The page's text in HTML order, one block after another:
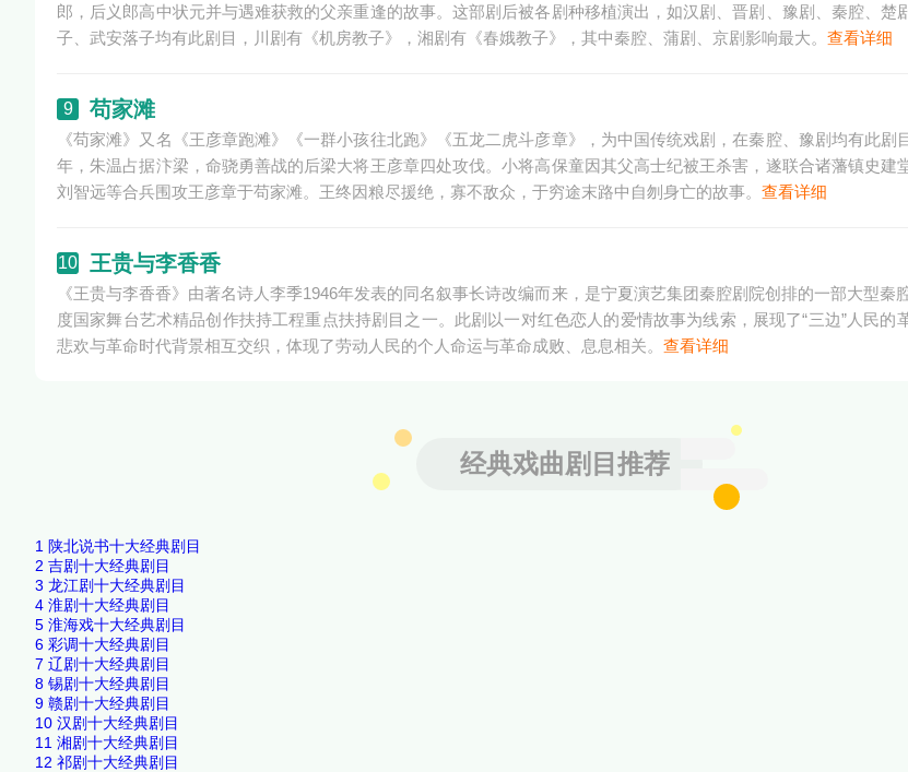
郎，后义郎高中状元并与遇难获救的父亲重逢的故事。这部剧后被各剧种移植演出，如汉剧、晋剧、豫剧、秦腔、楚
子、武安落子均有此剧目，川剧有《机房教子》，湘剧有《春娥教子》，其中秦腔、蒲剧、京剧影响最大。 查看详细
9 苟家滩
《苟家滩》又名《王彦章跑滩》《一群小孩往北跑》《五龙二虎斗彦章》，为中国传统戏剧，在秦腔、豫剧均有此剧
年，朱温占据汴梁，命骁勇善战的后梁大将王彦章四处攻伐。小将高保童因其父高士纪被王杀害，遂联合诸藩镇史建
刘智远等合兵围攻王彦章于苟家滩。王终因粮尽援绝，寡不敌众，于穷途末路中自刎身亡的故事。 查看详细
10 王贵与李香香
《王贵与李香香》由著名诗人李季1946年发表的同名叙事长诗改编而来，是宁夏演艺集团秦腔剧院创排的一部大型秦
度国家舞台艺术精品创作扶持工程重点扶持剧目之一。此剧以一对红色恋人的爱情故事为线索，展现了“三边”人民的
悲欢与革命时代背景相互交织，体现了劳动人民的个人命运与革命成败、息息相关。 查看详细
经典戏曲剧目推荐
1 陕北说书十大经典剧目
2 吉剧十大经典剧目
3 龙江剧十大经典剧目
4 淮剧十大经典剧目
5 淮海戏十大经典剧目
6 彩调十大经典剧目
7 辽剧十大经典剧目
8 锡剧十大经典剧目
9 赣剧十大经典剧目
10 汉剧十大经典剧目
11 湘剧十大经典剧目
12 祁剧十大经典剧目